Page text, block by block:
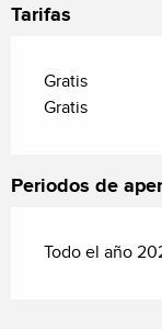
Tarifas
Gratis
Gratis
Periodos de
Todo el año